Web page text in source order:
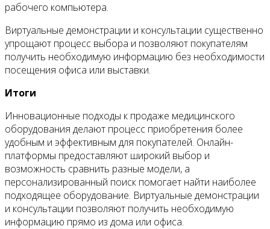
рабочего компьютера.
Виртуальные демонстрации и консультации существенно
упрощают процесс выбора и позволяют покупателям
получить необходимую информацию без необходимости
посещения офиса или выставки.
Итоги
Инновационные подходы к продаже медицинского
оборудования делают процесс приобретения более
удобным и эффективным для покупателей. Онлайн-
платформы предоставляют широкий выбор и
возможность сравнить разные модели, а
персонализированный поиск помогает найти наиболее
подходящее оборудование. Виртуальные демонстрации
и консультации позволяют получить необходимую
информацию прямо из дома или офиса.